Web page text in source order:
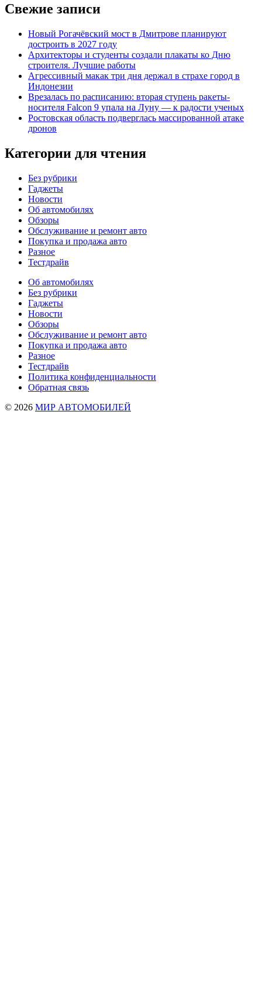
Свежие записи
Новый Рогачёвский мост в Дмитрове планируют
достроить в 2027 году
Архитекторы и студенты создали плакаты ко Дню
строителя. Лучшие работы
Агрессивный макак три дня держал в страхе город в
Индонезии
Врезалась по расписанию: вторая ступень ракеты-
носителя Falcon 9 упала на Луну — к радости ученых
Ростовская область подверглась массированной атаке
дронов
Категории для чтения
Без рубрики
Гаджеты
Новости
Об автомобилях
Обзоры
Обслуживание и ремонт авто
Покупка и продажа авто
Разное
Тестдрайв
Об автомобилях
Без рубрики
Гаджеты
Новости
Обзоры
Обслуживание и ремонт авто
Покупка и продажа авто
Разное
Тестдрайв
Политика конфиденциальности
Обратная связь
© 2026 МИР АВТОМОБИЛЕЙ